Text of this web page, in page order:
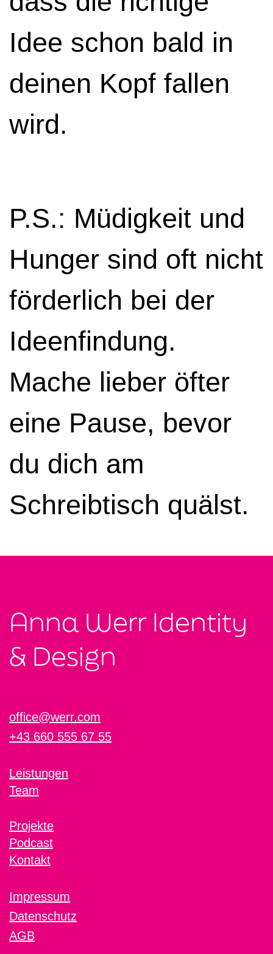
Idee schon bald in
deinen Kopf fallen
wird.
P.S.: Müdigkeit und
Hunger sind oft nicht
förderlich bei der
Ideenfindung.
Mache lieber öfter
eine Pause, bevor
du dich am
Schreibtisch quälst.
Anna Werr Identity
& Design
office@werr.com
+43 660 555 67 55
Leistungen
Team
Projekte
Podcast
Kontakt
Impressum
Datenschutz
AGB